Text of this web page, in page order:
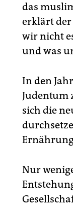
das
erklärt der
wir nicht
und was
In den
Judentum
sich die
Nur